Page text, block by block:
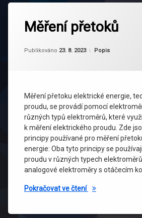
Měření přetoků
Publikováno 23. 8. 2023
Aktualizováno
Od adminweb
Kategorie:
Popis
Měření přetoku elektrické energie,
proudu, se provádí pomocí
různých typů elektroměrů, které
k měření elektrického proudu. Zde
principy používané pro měření
energie: Oba tyto principy se
proudu v různých typech
analogové elektroměry s otáčecím
Pokračovat ve čtení Měření přetoků